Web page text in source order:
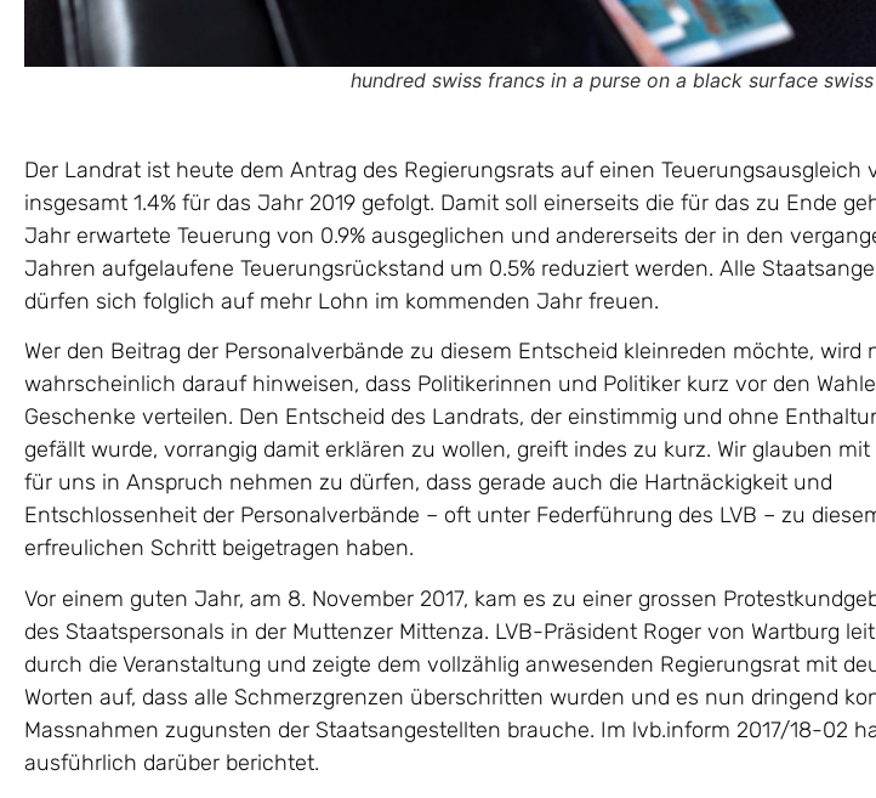
hundred swiss francs in a purse on a black surface
Der Landrat ist heute dem Antrag des Regierungsrats auf einen Teuerungsausgleich
insgesamt 1.4% für das Jahr 2019 gefolgt. Damit soll einerseits die für das zu Ende
Jahr erwartete Teuerung von 0.9% ausgeglichen und andererseits der in den
Jahren aufgelaufene Teuerungsrückstand um 0.5% reduziert werden. Alle
dürfen sich folglich auf mehr Lohn im kommenden Jahr freuen.
Wer den Beitrag der Personalverbände zu diesem Entscheid kleinreden möchte, wird
wahrscheinlich darauf hinweisen, dass Politikerinnen und Politiker kurz vor den
Geschenke verteilen. Den Entscheid des Landrats, der einstimmig und ohne
gefällt wurde, vorrangig damit erklären zu wollen, greift indes zu kurz. Wir glauben
für uns in Anspruch nehmen zu dürfen, dass gerade auch die Hartnäckigkeit und
Entschlossenheit der Personalverbände – oft unter Federführung des LVB – zu
erfreulichen Schritt beigetragen haben.
Vor einem guten Jahr, am 8. November 2017, kam es zu einer grossen
des Staatspersonals in der Muttenzer Mittenza. LVB-Präsident Roger von Wartburg
durch die Veranstaltung und zeigte dem vollzählig anwesenden Regierungsrat mit
Worten auf, dass alle Schmerzgrenzen überschritten wurden und es nun dringend
Massnahmen zugunsten der Staatsangestellten brauche. Im lvb.inform 2017/18-02
ausführlich darüber berichtet.